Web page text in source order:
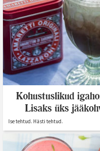
Kohustuslikud
Lisaks üks
Ise tehtud. Hästi tehtud.